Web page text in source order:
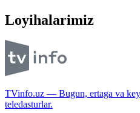
Loyihalarimiz
TVinfo.uz — Bugun, ertaga va
teledasturlar.